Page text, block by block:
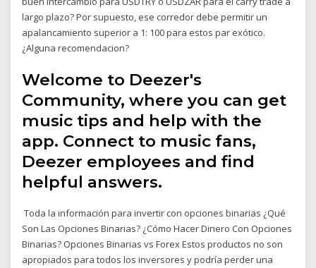
largo plazo? Por supuesto, ese corredor debe permitir un
apalancamiento superior a 1: 100 para estos par exótico.
¿Alguna recomendacion?
Welcome to Deezer's
Community, where you can get
music tips and help with the
app. Connect to music fans,
Deezer employees and find
helpful answers.
️ Toda la información para invertir con opciones binarias ¿Qué
Son Las Opciones Binarias? ¿Cómo Hacer Dinero Con Opciones
Binarias? Opciones Binarias vs Forex Estos productos no son
apropiados para todos los inversores y podría perder una